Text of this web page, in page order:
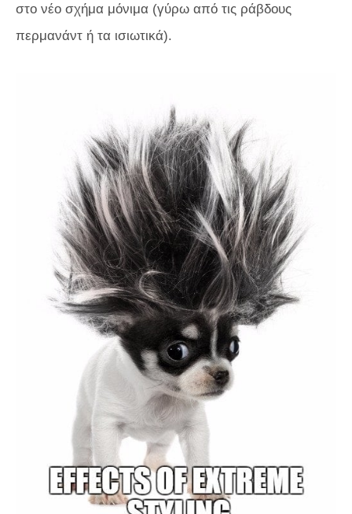
στο νέο σχήμα μόνιμα (γύρω από τις ράβδους
περμανάντ ή τα ισιωτικά).